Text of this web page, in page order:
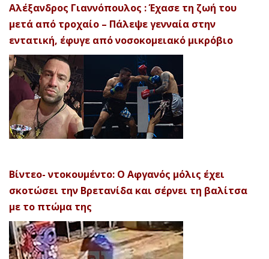
Αλέξανδρος Γιαννόπουλος : Έχασε τη ζωή του
μετά από τροχαίο – Πάλεψε γενναία στην
εντατική, έφυγε από νοσοκομειακό μικρόβιο
Βίντεο- ντοκουμέντο: Ο Αφγανός μόλις έχει
σκοτώσει την Βρετανίδα και σέρνει τη βαλίτσα
με το πτώμα της